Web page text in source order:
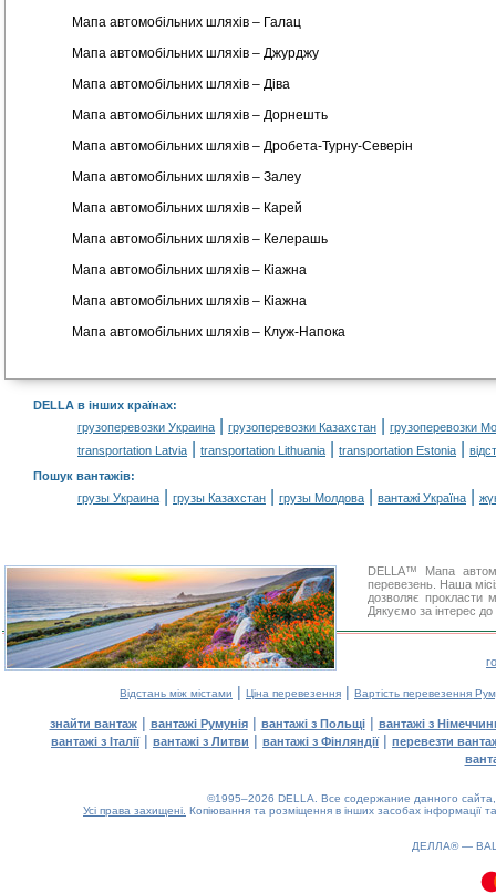
Мапа автомобільних шляхів – Галац
Мапа автомобільних шляхів – Джурджу
Мапа автомобільних шляхів – Діва
Мапа автомобільних шляхів – Дорнешть
Мапа автомобільних шляхів – Дробета-Турну-Северін
Мапа автомобільних шляхів – Залеу
Мапа автомобільних шляхів – Карей
Мапа автомобільних шляхів – Келерашь
Мапа автомобільних шляхів – Кіажна
Мапа автомобільних шляхів – Кіажна
Мапа автомобільних шляхів – Клуж-Напока
DELLA в інших країнах:
грузоперевозки Украина
грузоперевозки Казахстан
грузоперевозки
transportation Latvia
transportation Lithuania transportation Estonia
Пошук вантажів:
грузы Украина
грузы Казахстан грузы Молдова вантажі Україна
DELLA™ Мапа
перевезень. Наша
дозволяє прокласти
Дякуємо за інтерес
Відстань між містами | Ціна перевезення | Вартість перевезення
знайти вантаж| вантажі Румунія| вантажі з Польщі| вантажі з
вантажі з Італії| вантажі з Литви | вантажі з Фінляндії| перевезти
©1995–2026 DELLA. Все содержание данного
Усі права захищені. Копіювання та розміщення в інших засобах інформації
ДЕЛЛА® —